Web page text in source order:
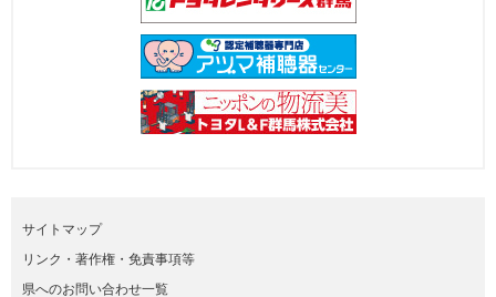
サイトマップ
リンク・著作権・免責事項等
県へのお問い合わせ一覧